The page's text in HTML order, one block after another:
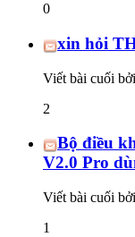
0
xin hỏi
Viết bài cuối bởi
2
Bộ điều
V2.0 Pro
Viết bài cuối bởi
1